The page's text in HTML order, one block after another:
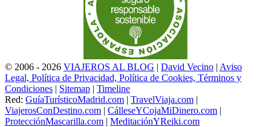
© 2006 - 2026 VIAJEROS AL BLOG | David Vecino | Aviso
Legal, Política de Privacidad, Política de Cookies, Términos y
Condiciones | Sitemap | Timeline
Red: GuíaTurísticoMadrid.com | TravelViaja.com |
ViajerosConDestino.com | CálleseYCojaMiDinero.com |
ProtecciónMascarilla.com | MeditaciónYReiki.com